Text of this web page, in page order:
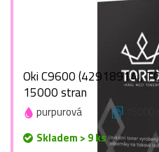
Oki C9600 (42918914),
15000 stran
purpurová
Skladem > 9 ks